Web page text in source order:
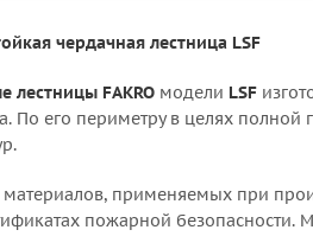
чердачная лестница LSF
FAKRO модели LSF
По его периметру в целях
материалов, применяемых при
пожарной